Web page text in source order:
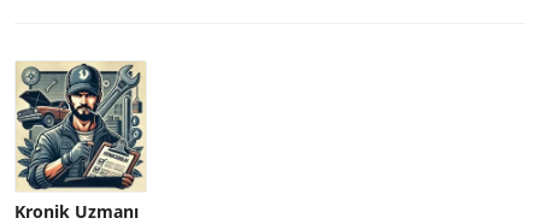
Kronik Uzmanı